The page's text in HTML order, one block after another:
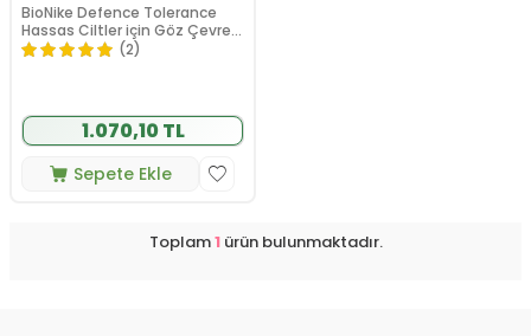
BioNike Defence Tolerance
Hassas Ciltler için Göz Çevresi
Bakım Kremi 15ml
(2)
1.070,10 TL
Sepete Ekle
Toplam1ürün bulunmaktadır.